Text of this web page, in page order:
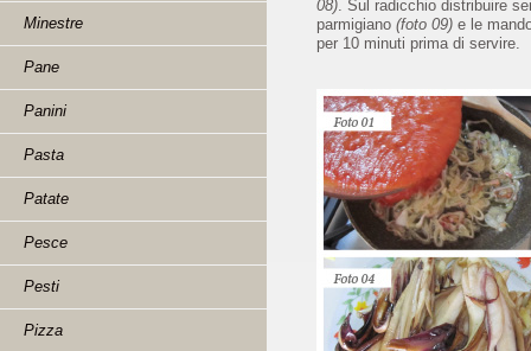
Minestre
Pane
Panini
Pasta
Patate
Pesce
Pesti
Pizza
08). Sul radicchio distribuire
parmigiano (foto 09) e le
per 10 minuti prima di servire.